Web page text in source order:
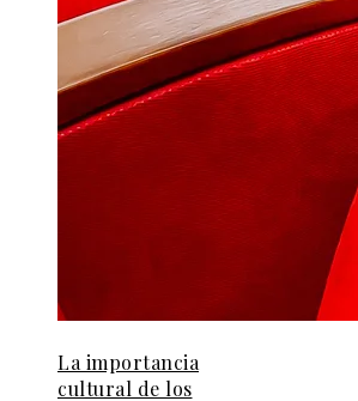
La importancia
cultural de los